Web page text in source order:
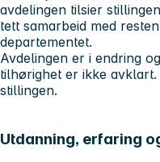
avdelingen tilsier
tett samarbeid med
departementet.
Avdelingen er i endring
tilhørighet er ikke
stillingen.
Utdanning, erfaring